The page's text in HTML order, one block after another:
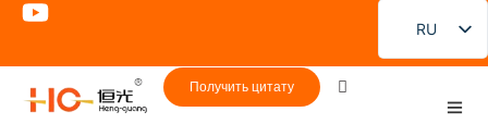
RU
EN
Получить цитату